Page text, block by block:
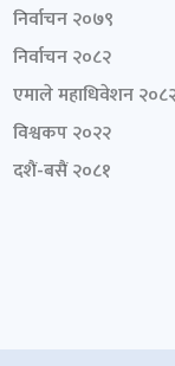
निर्वाचन २०७९
निर्वाचन २०८२
एमाले महाधिवेशन
विश्वकप २०२२
दशैं-बसैं २०८१